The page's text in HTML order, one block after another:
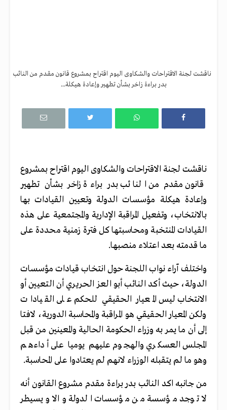
ناقشت لجنة الاقتراحات والشكاوى اليوم اقتراح بمشروع قانون مقدم من النائب
بدر براءة زاخر بشأن تطهير وإعادة هيكلة...
ناقشت لجنة الاقتراحات والشكاوى اليوم اقتراح بمشروع
قانون مقدم من النائب بدر براءة زاخر بشأن تطهير
وإعادة هيكلة مؤسسات الدولة وتعيين القيادات بها
بالانتخاب، وتفعيل المراقبة الإدارية والمجتمعية على هذه
القيادات المنتخبة ومحاسبتها كل فترة زمنية محددة على
ما قدمته بعد اعتلاء منصبها.
واختلف آراء نواب اللجنة حول انتخاب قيادات مؤسسات
الدولة، حيث أكد النائب أبو العز الحريري أن التعيين أو
الانتخاب ليس المعيار الحقيقي للحكم على القيادات
ولكن المعيار الحقيقي هو المراقبة والمحاسبة الدورية، لافتا
إلى أن ما يمر به وزراء الحكومة الحالية والمعينين من قبل
المجلس العسكري والهجوم عليهم يوميا على أداءهم
وهو ما لم يتقبله الوزراء لانهم لم يعتادوا على المحاسبة.
من جانبه اكد النائب بدر براءة مقدم مشروع القانون أنه
لا توجد مؤسسة من مؤسسات الدولة والا ويسيطر